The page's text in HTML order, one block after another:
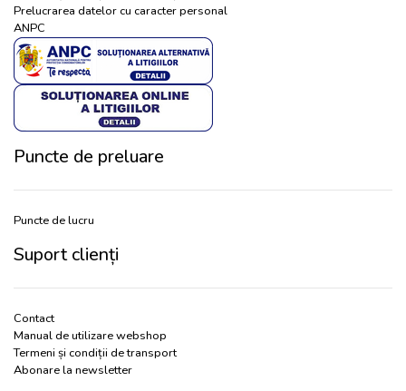
Prelucrarea datelor cu caracter personal
ANPC
Puncte de preluare
Puncte de lucru
Suport clienți
Contact
Manual de utilizare webshop
Termeni și condiții de transport
Abonare la newsletter